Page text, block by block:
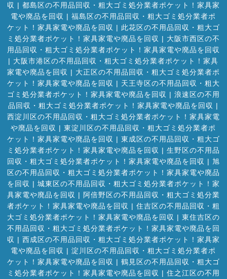
収 | 都島区の不用品回収・粗大ゴミ処分業者ポケット！家具家
電や廃品を回収 | 福島区の不用品回収・粗大ゴミ処分業者ポ
ケット！家具家電や廃品を回収 | 此花区の不用品回収・粗大ゴ
ミ処分業者ポケット！家具家電や廃品を回収 | 大阪市西区の不
用品回収・粗大ゴミ処分業者ポケット！家具家電や廃品を回収
| 大阪市港区の不用品回収・粗大ゴミ処分業者ポケット！家具
家電や廃品を回収 | 大正区の不用品回収・粗大ゴミ処分業者ポ
ケット！家具家電や廃品を回収 | 天王寺区の不用品回収・粗大
ゴミ処分業者ポケット！家具家電や廃品を回収 | 浪速区の不用
品回収・粗大ゴミ処分業者ポケット！家具家電や廃品を回収 |
西淀川区の不用品回収・粗大ゴミ処分業者ポケット！家具家電
や廃品を回収 | 東淀川区の不用品回収・粗大ゴミ処分業者ポ
ケット！家具家電や廃品を回収 | 東成区の不用品回収・粗大ゴ
ミ処分業者ポケット！家具家電や廃品を回収 | 生野区の不用品
回収・粗大ゴミ処分業者ポケット！家具家電や廃品を回収 | 旭
区の不用品回収・粗大ゴミ処分業者ポケット！家具家電や廃品
を回収 | 城東区の不用品回収・粗大ゴミ処分業者ポケット！家
具家電や廃品を回収 | 阿倍野区の不用品回収・粗大ゴミ処分業
者ポケット！家具家電や廃品を回収 | 住吉区の不用品回収・粗
大ゴミ処分業者ポケット！家具家電や廃品を回収 | 東住吉区の
不用品回収・粗大ゴミ処分業者ポケット！家具家電や廃品を回
収 | 西成区の不用品回収・粗大ゴミ処分業者ポケット！家具家
電や廃品を回収 | 淀川区の不用品回収・粗大ゴミ処分業者ポ
ケット！家具家電や廃品を回収 | 鶴見区の不用品回収・粗大ゴ
ミ処分業者ポケット！家具家電や廃品を回収 | 住之江区の不用